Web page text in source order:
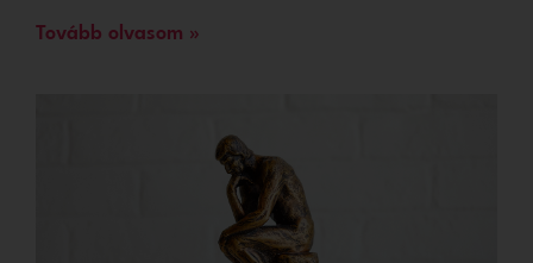
Tovább olvasom »